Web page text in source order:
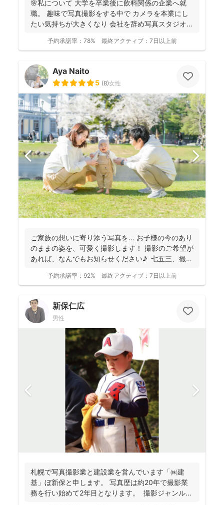
🌸私について 大学を卒業後に飲料関係の企業へ就
職。 趣味で写真撮影をする中で カメラを本業にし
たい気持ちが大きくなり 会社を辞め写真スタジオへ
予約承諾率： 78% 最終アクティブ： 7日以上前
Aya Naito
5 (8)女性
ご家族の想いに寄り添う写真を… お子様の今のあり
のままの姿を、可愛く撮影します！ 撮影のご希望が
あれば、なんでもお知らせください♪ 七五三、撮
予約承諾率： 92% 最終アクティブ： 7日以上前
新保仁広
男性
札幌で写真撮影業と建設業を営んでいます「㈱建
基」ぼ新保と申します。 写真歴は約20年で撮影業
務を行い始めて2年目となります。 撮影ジャンルは